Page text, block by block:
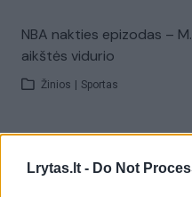
Lrytas.lt - Do Not
NBA nakties epizodas –
aikštės vidurio
Žinios Sportas
Wade‘ui